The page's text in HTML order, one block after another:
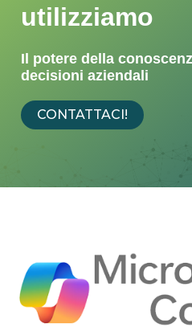
utilizziamo
Il potere della
decisioni aziendali
CONTATTACI!